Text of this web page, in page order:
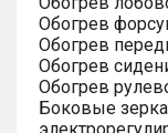
Обогрев
Обогрев
Обогрев
Обогрев
Боковые